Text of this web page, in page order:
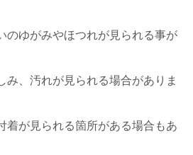
のゆがみやほつれが見られる事が
み、汚れが見られる場合がありま
着が見られる箇所がある場合もあ